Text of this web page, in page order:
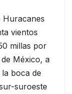
Huracanes
vientos
millas por
México, a
boca de
suroeste